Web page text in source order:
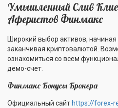
Умышленный Слив
Аферистов Финмакс
Широкий выбор активов, начиная
заканчивая криптовалютой.
ознакомиться со всем
демо-счет.
Финмакс Бонусы Брокера
Официальный сайт https://forex-